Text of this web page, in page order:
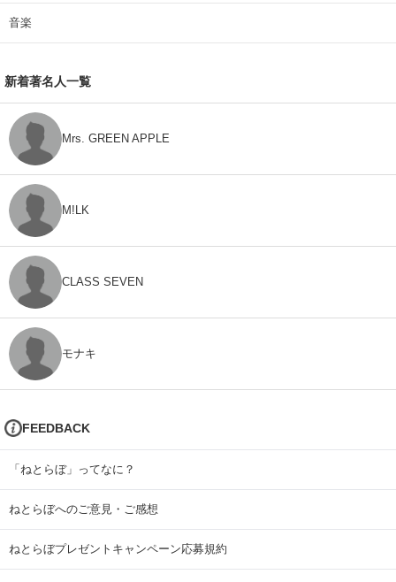
音楽
新着著名人一覧
Mrs. GREEN APPLE
M!LK
CLASS SEVEN
モナキ
FEEDBACK
「ねとらぼ」ってなに？
ねとらぼへのご意見・ご感想
ねとらぼプレゼントキャンペーン応募規約